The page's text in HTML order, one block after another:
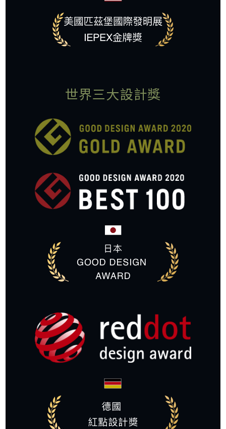
世界三大設計獎